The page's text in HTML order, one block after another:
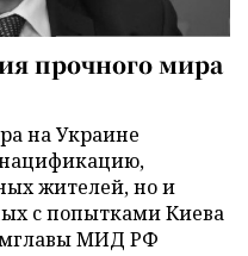
прочного мира
на Украине
жителей, но и
с попытками Киева
МИД РФ